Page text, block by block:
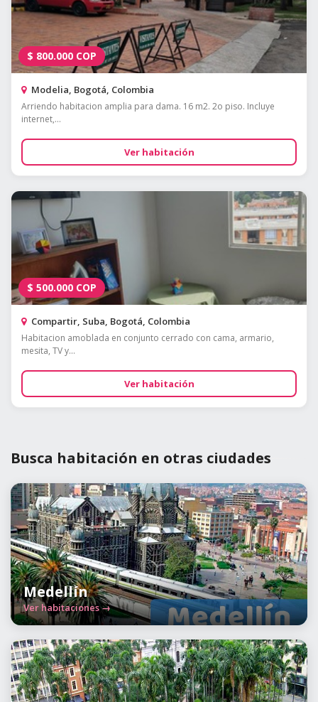
$ 800.000 COP
Modelia, Bogotá, Colombia
Arriendo habitacion amplia para dama. 16 m2. 2o piso. Incluye
internet,...
Ver habitación
$ 500.000 COP
Compartir, Suba, Bogotá, Colombia
Habitacion amoblada en conjunto cerrado con cama, armario,
mesita, TV y...
Ver habitación
Busca habitación en otras ciudades
Medellín
Ver habitaciones →